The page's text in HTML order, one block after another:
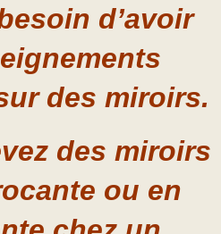
d’avoir
des miroirs.
des miroirs
ou en